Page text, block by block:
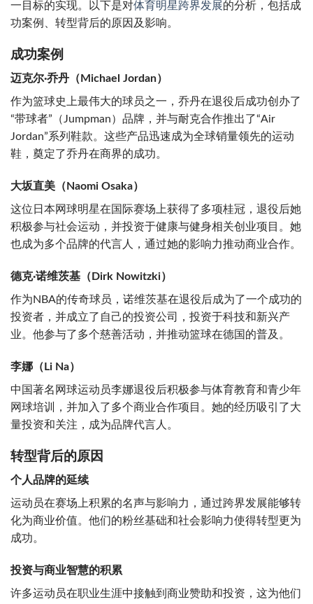
一目标的实现。以下是对体育明星跨界发展的分析，包括成
功案例、转型背后的原因及影响。
成功案例
迈克尔·乔丹（Michael Jordan）
作为篮球史上最伟大的球员之一，乔丹在退役后成功创办了
“带球者”（Jumpman）品牌，并与耐克合作推出了“Air
Jordan”系列鞋款。这些产品迅速成为全球销量领先的运动
鞋，奠定了乔丹在商界的成功。
大坂直美（Naomi Osaka）
这位日本网球明星在国际赛场上获得了多项桂冠，退役后她
积极参与社会运动，并投资于健康与健身相关创业项目。她
也成为多个品牌的代言人，通过她的影响力推动商业合作。
德克·诺维茨基（Dirk Nowitzki）
作为NBA的传奇球员，诺维茨基在退役后成为了一个成功的
投资者，并成立了自己的投资公司，投资于科技和新兴产
业。他参与了多个慈善活动，并推动篮球在德国的普及。
李娜（Li Na）
中国著名网球运动员李娜退役后积极参与体育教育和青少年
网球培训，并加入了多个商业合作项目。她的经历吸引了大
量投资和关注，成为品牌代言人。
转型背后的原因
个人品牌的延续
运动员在赛场上积累的名声与影响力，通过跨界发展能够转
化为商业价值。他们的粉丝基础和社会影响力使得转型更为
成功。
投资与商业智慧的积累
许多运动员在职业生涯中接触到商业赞助和投资，这为他们